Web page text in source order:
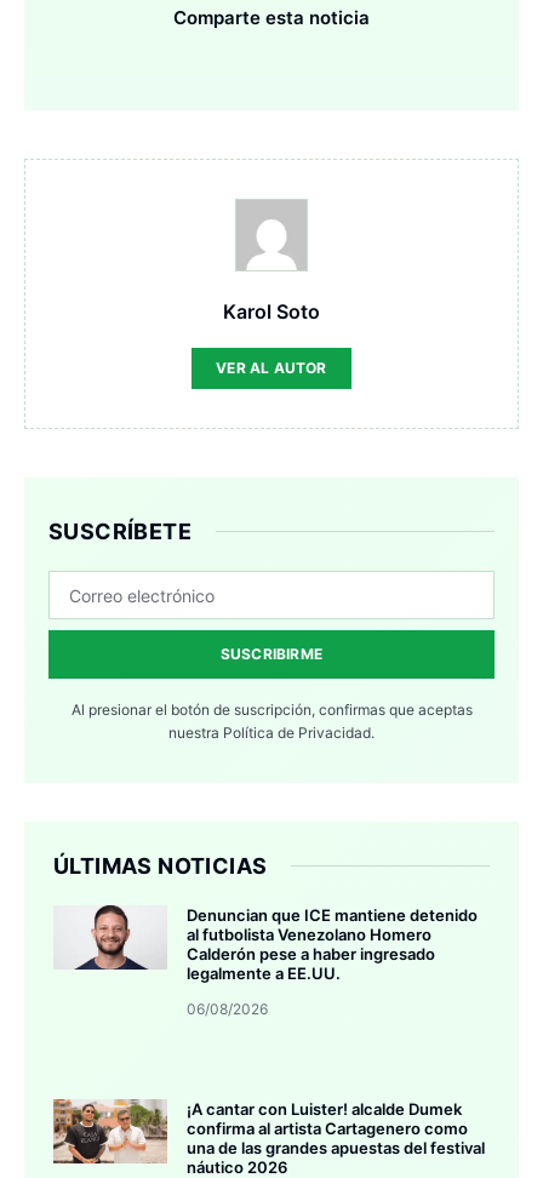
Comparte esta noticia
Karol Soto
VER AL AUTOR
SUSCRÍBETE
SUSCRIBIRME
Al presionar el botón de suscripción, confirmas que aceptas
nuestra Política de Privacidad.
ÚLTIMAS NOTICIAS
Denuncian que ICE mantiene detenido
al futbolista Venezolano Homero
Calderón pese a haber ingresado
legalmente a EE.UU.
06/08/2026
¡A cantar con Luister! alcalde Dumek
confirma al artista Cartagenero como
una de las grandes apuestas del festival
náutico 2026